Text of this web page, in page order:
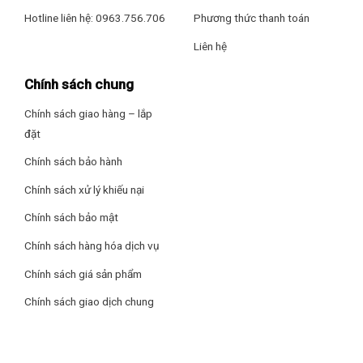
Trọng lượng không chân đế:
Xuất xứ, Bảo hành
Sản xuất tại:
Xuất xứ thương hiệu:
Bảo hành:
cho phép kết nối với loa Bluetooth để tạo hiệu ứng âm thanh
Hotline liên hệ: 0963.756.706 Phương thức thanh toán
Liên hệ
Chính sách chung
Chính sách giao hàng – lắp
đặt
Chính sách bảo hành
Chính sách xử lý khiếu nại
Chính sách bảo mật
Chính sách hàng hóa dịch vụ
Chính sách giá sản phẩm
Chính sách giao dịch chung